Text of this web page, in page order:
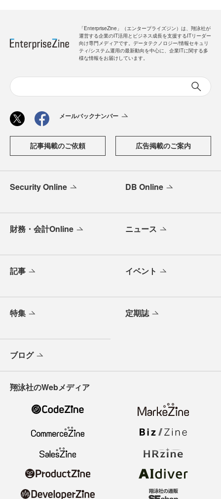
「EnterpriseZine」（エンタープライズジン）は、翔泳社が
運営する企業のIT活用とビジネス成長を支援するITリーダー
向け専門メディアです。データテクノロジー/情報セキュリ
ティ/システム運用の最新動向を中心に、企業ITに関する多
様な情報をお届けしています。
メールバックナンバー
記事掲載のご依頼 広告掲載のご案内
Security Online DB Online
財務・会計Online ニュース
記事 イベント
特集 定期誌
ブログ
翔泳社のWebメディア